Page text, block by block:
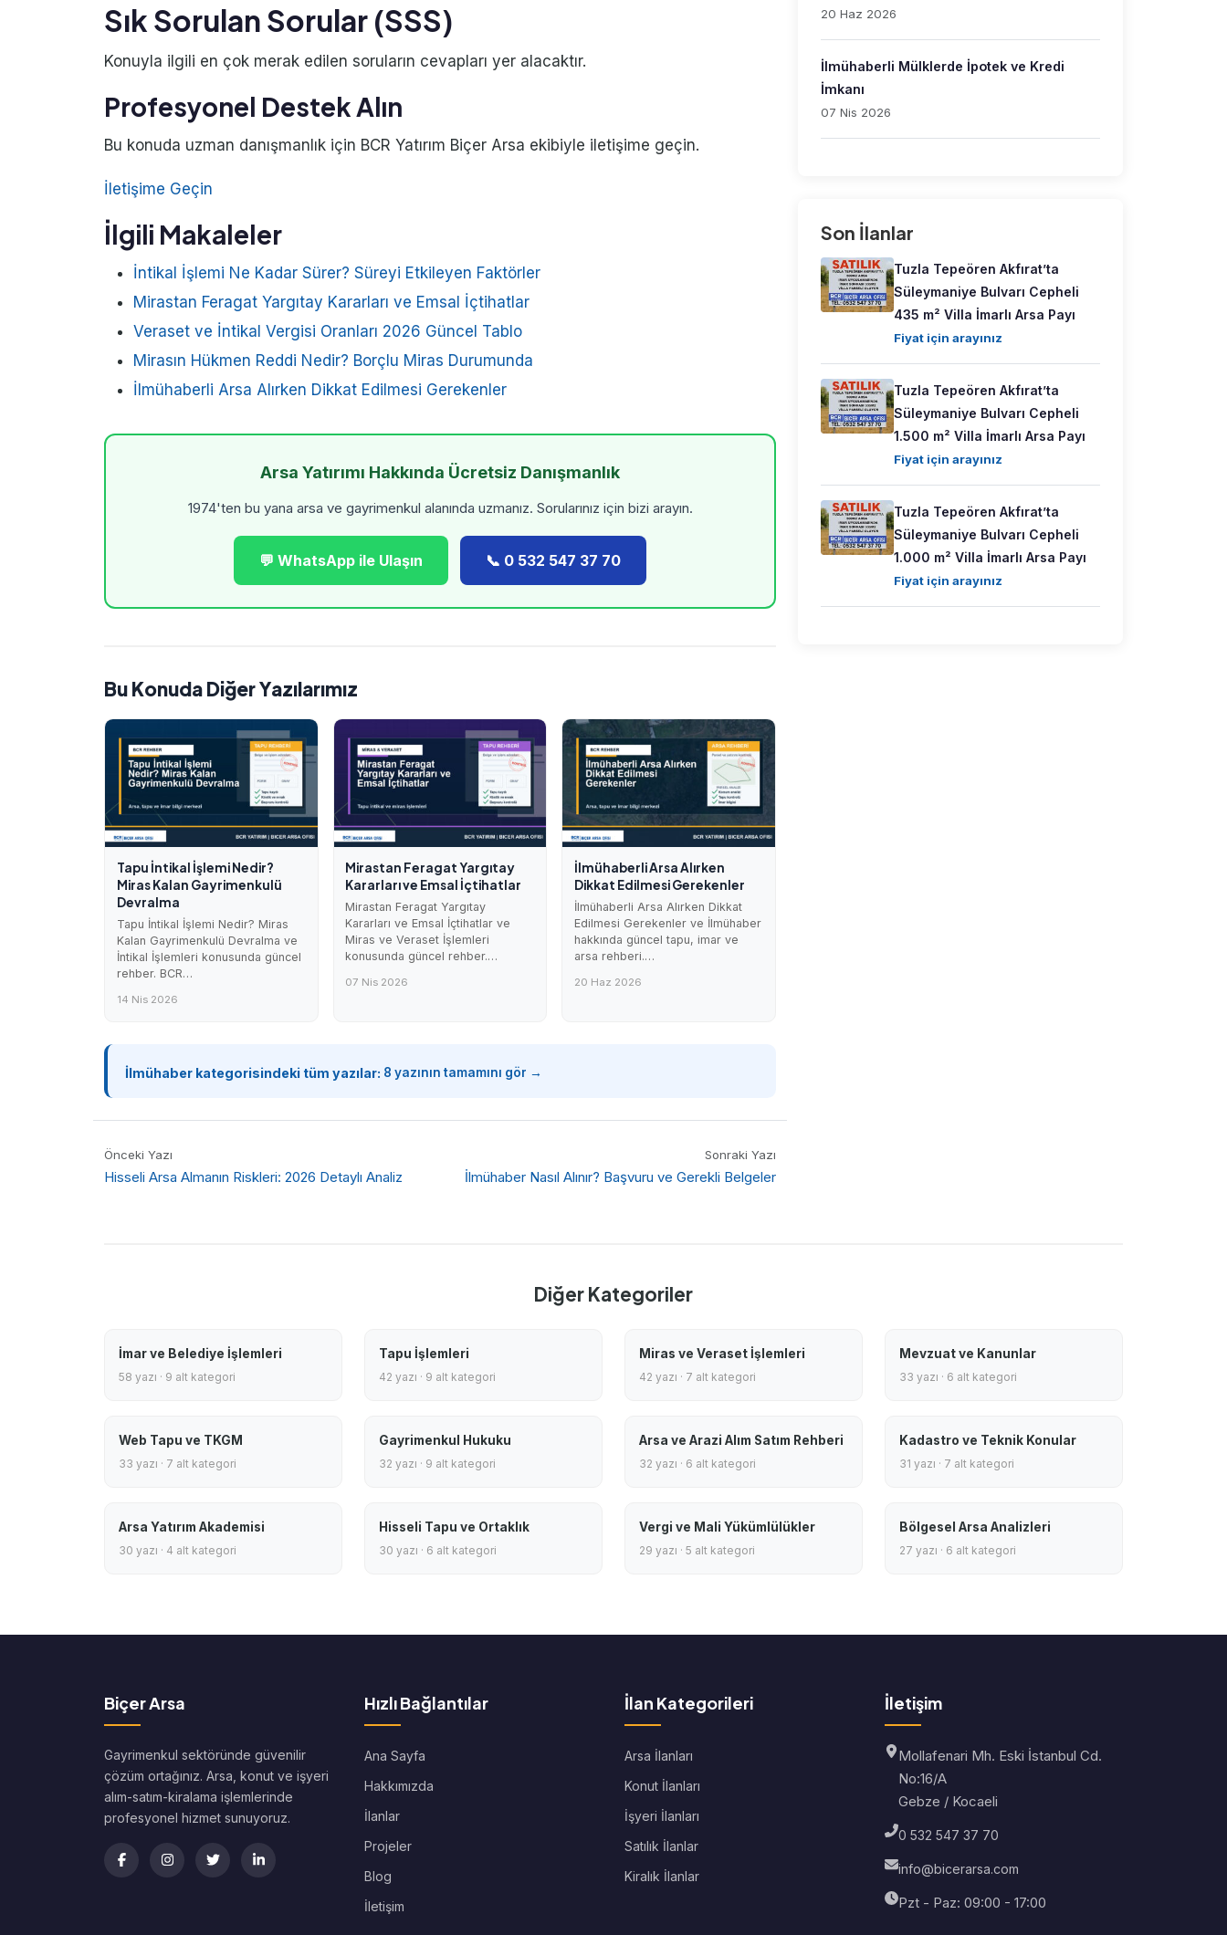
Sık Sorulan Sorular (SSS)
Konuyla ilgili en çok merak edilen soruların cevapları yer alacaktır.
Profesyonel Destek Alın
Bu konuda uzman danışmanlık için BCR Yatırım Biçer Arsa ekibiyle iletişime geçin.
İletişime Geçin
İlgili Makaleler
İntikal İşlemi Ne Kadar Sürer? Süreyi Etkileyen Faktörler
Mirastan Feragat Yargıtay Kararları ve Emsal İçtihatlar
Veraset ve İntikal Vergisi Oranları 2026 Güncel Tablo
Mirasın Hükmen Reddi Nedir? Borçlu Miras Durumunda
İlmühaberli Arsa Alırken Dikkat Edilmesi Gerekenler
Arsa Yatırımı Hakkında Ücretsiz Danışmanlık
1974'ten bu yana arsa ve gayrimenkul alanında uzmanız. Sorularınız için bizi arayın.
💬 WhatsApp ile Ulaşın 📞 0 532 547 37 70
Bu Konuda Diğer Yazılarımız
Tapu İntikal İşlemi Nedir?
Miras Kalan Gayrimenkulü
Devralma
Tapu İntikal İşlemi Nedir? Miras
Kalan Gayrimenkulü Devralma ve
İntikal İşlemleri konusunda güncel
rehber. BCR…
14 Nis 2026
Mirastan Feragat Yargıtay
Kararları ve Emsal İçtihatlar
Mirastan Feragat Yargıtay
Kararları ve Emsal İçtihatlar ve
Miras ve Veraset İşlemleri
konusunda güncel rehber.…
07 Nis 2026
İlmühaberli Arsa Alırken
Dikkat Edilmesi Gerekenler
İlmühaberli Arsa Alırken Dikkat
Edilmesi Gerekenler ve İlmühaber
hakkında güncel tapu, imar ve
arsa rehberi.…
20 Haz 2026
İlmühaber kategorisindeki tüm yazılar: 8 yazının tamamını gör →
Önceki Yazı
Hisseli Arsa Almanın Riskleri: 2026 Detaylı Analiz
Sonraki Yazı
İlmühaber Nasıl Alınır? Başvuru ve Gerekli Belgeler
20 Haz 2026
İlmühaberli Mülklerde İpotek ve Kredi
İmkanı
07 Nis 2026
Son İlanlar
Tuzla Tepeören Akfırat’ta
Süleymaniye Bulvarı Cepheli
435 m² Villa İmarlı Arsa Payı
Fiyat için arayınız
Tuzla Tepeören Akfırat’ta
Süleymaniye Bulvarı Cepheli
1.500 m² Villa İmarlı Arsa Payı
Fiyat için arayınız
Tuzla Tepeören Akfırat’ta
Süleymaniye Bulvarı Cepheli
1.000 m² Villa İmarlı Arsa Payı
Fiyat için arayınız
Diğer Kategoriler
İmar ve Belediye İşlemleri
58 yazı · 9 alt kategori
Tapu İşlemleri
42 yazı · 9 alt kategori
Miras ve Veraset İşlemleri
42 yazı · 7 alt kategori
Mevzuat ve Kanunlar
33 yazı · 6 alt kategori
Web Tapu ve TKGM
33 yazı · 7 alt kategori
Gayrimenkul Hukuku
32 yazı · 9 alt kategori
Arsa ve Arazi Alım Satım Rehberi
32 yazı · 6 alt kategori
Kadastro ve Teknik Konular
31 yazı · 7 alt kategori
Arsa Yatırım Akademisi
30 yazı · 4 alt kategori
Hisseli Tapu ve Ortaklık
30 yazı · 6 alt kategori
Vergi ve Mali Yükümlülükler
29 yazı · 5 alt kategori
Bölgesel Arsa Analizleri
27 yazı · 6 alt kategori
Biçer Arsa
Gayrimenkul sektöründe güvenilir
çözüm ortağınız. Arsa, konut ve işyeri
alım-satım-kiralama işlemlerinde
profesyonel hizmet sunuyoruz.
Hızlı Bağlantılar
Ana Sayfa
Hakkımızda
İlanlar
Projeler
Blog
İletişim
İlan Kategorileri
Arsa İlanları
Konut İlanları
İşyeri İlanları
Satılık İlanlar
Kiralık İlanlar
İletişim
Mollafenari Mh. Eski İstanbul Cd.
No:16/A
Gebze / Kocaeli
0 532 547 37 70
info@bicerarsa.com
Pzt - Paz: 09:00 - 17:00